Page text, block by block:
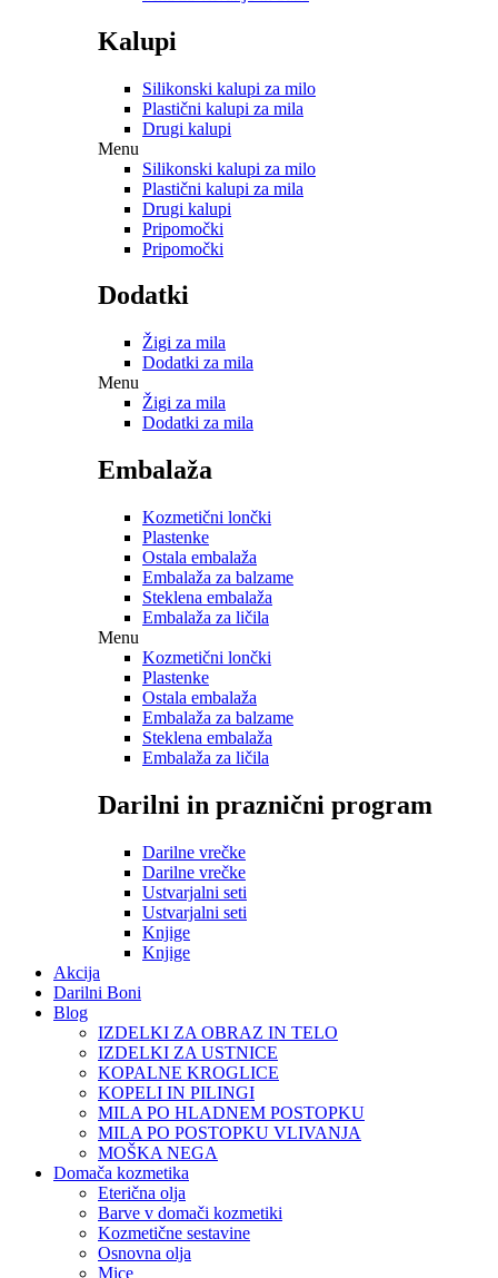
Kalupi
Silikonski kalupi za milo
Plastični kalupi za mila
Drugi kalupi
Menu
Silikonski kalupi za milo
Plastični kalupi za mila
Drugi kalupi
Pripomočki
Pripomočki
Dodatki
Žigi za mila
Dodatki za mila
Menu
Žigi za mila
Dodatki za mila
Embalaža
Kozmetični lončki
Plastenke
Ostala embalaža
Embalaža za balzame
Steklena embalaža
Embalaža za ličila
Menu
Kozmetični lončki
Plastenke
Ostala embalaža
Embalaža za balzame
Steklena embalaža
Embalaža za ličila
Darilni in praznični program
Darilne vrečke
Darilne vrečke
Ustvarjalni seti
Ustvarjalni seti
Knjige
Knjige
Akcija
Darilni Boni
Blog
IZDELKI ZA OBRAZ IN TELO
IZDELKI ZA USTNICE
KOPALNE KROGLICE
KOPELI IN PILINGI
MILA PO HLADNEM POSTOPKU
MILA PO POSTOPKU VLIVANJA
MOŠKA NEGA
Domača kozmetika
Eterična olja
Barve v domači kozmetiki
Kozmetične sestavine
Osnovna olja
Mice